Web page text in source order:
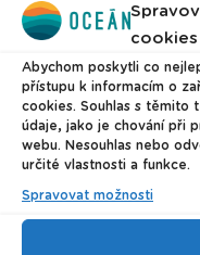
cookies
Abychom poskytli co
přístupu k informacím o
cookies. Souhlas s těmito
údaje, jako je chování při
webu. Nesouhlas nebo
určité vlastnosti a funkce.
Spravovat možnosti